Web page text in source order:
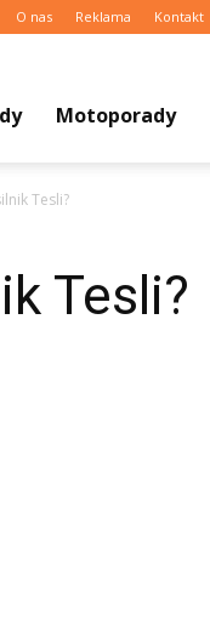
O nas Reklama Kontakt
Motoporady
Tesli?
Tesli?